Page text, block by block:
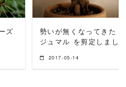
ズ
勢いが無くなってきた #
ジュマル を剪定しまし
2017-05-14